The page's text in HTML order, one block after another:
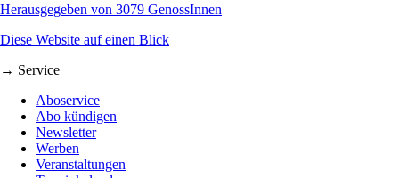
Herausgegeben von 3079 GenossInnen
Diese Website auf einen Blick
→ Service
Aboservice
Abo kündigen
Newsletter
Werben
Veranstaltungen